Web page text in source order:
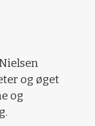
og øget
og